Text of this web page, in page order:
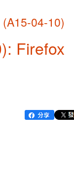
04-10)
Firefox